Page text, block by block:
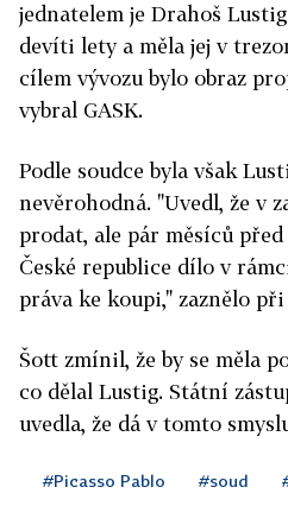
jednatelem je Drahoš
devíti lety a měla jej v
cílem vývozu bylo obraz
vybral GASK.
Podle soudce byla však
nevěrohodná. "Uvedl, že v
prodat, ale pár měsíců
České republice dílo v
práva ke koupi," zaznělo
Šott zmínil, že by se měla
co dělal Lustig. Státní
uvedla, že dá v tomto
#Picasso Pablo #soud